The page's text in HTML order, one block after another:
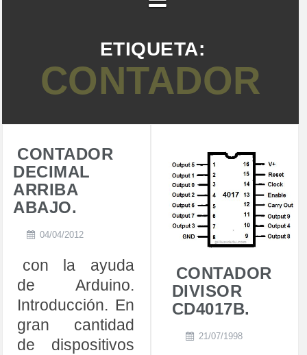
ETIQUETA:
CONTADOR
CONTADOR
DECIMAL
ARRIBA
ABAJO.
04/04/2012
con la ayuda
de Arduino.
Introducción. En
gran cantidad
de dispositivos
CONTADOR
DIVISOR
CD4017B.
21/07/1998